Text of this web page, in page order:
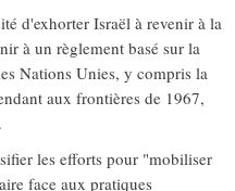
d'exhorter Israël à revenir à la
à un règlement basé sur la
Nations Unies, y compris la
aux frontières de 1967,
les efforts pour "mobiliser
face aux pratiques